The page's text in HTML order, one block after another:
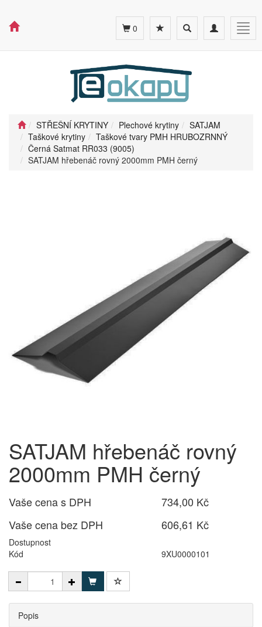
Toggle
navigation
Toggle
search
0
STŘEŠNÍ KRYTINY Plechové krytiny
SATJAM
Taškové krytiny
Taškové tvary PMH HRUBOZRNNÝ
Černá Satmat RR033 (9005)
SATJAM hřebenáč rovný 2000mm PMH černý
SATJAM hřebenáč rovný
2000mm PMH černý
Vaše cena s DPH
734,00 Kč
Vaše cena bez DPH
606,61 Kč
Dostupnost
Kód
9XU0000101
Popis